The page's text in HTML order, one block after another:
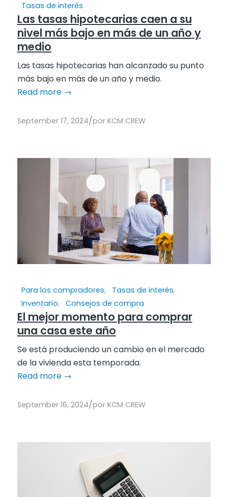
Tasas de interés
Las tasas hipotecarias caen a su
nivel más bajo en más de un año y
medio
Las tasas hipotecarias han alcanzado su punto
más bajo en más de un año y medio.
Read more→
September 17, 2024/por KCM CREW
Para los compradores, Tasas de interés,
Inventario, Consejos de compra
El mejor momento para comprar
una casa este año
Se está produciendo un cambio en el mercado
de la vivienda esta temporada.
Read more→
September 16, 2024/por KCM CREW